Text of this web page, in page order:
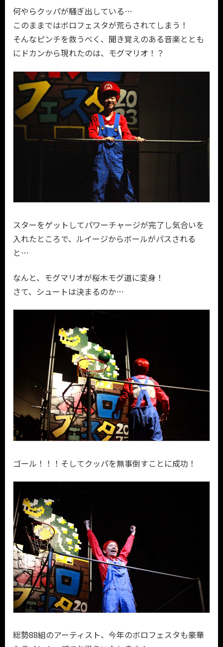
何やらクッパが騒ぎ出している…
このままではボロフェスタが荒らされてしまう！
そんなピンチを救うべく、聞き覚えのある音楽ととも
にドカンから現れたのは、モグマリオ！？
スターをゲットしてパワーチャージが完了し気合いを
入れたところで、ルイージからボールがパスされる
と…
なんと、モグマリオが桜木モグ道に変身！
さて、シュートは決まるのか…
ゴール！！！そしてクッパを無事倒すことに成功！
総勢88組のアーティスト、今年のボロフェスタも豪華